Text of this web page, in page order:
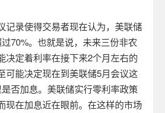
记录使得交易者现在认为，美联储
70%。也就是说，未来三份非农
决定着利率在接下来2个月左右的
可能决定现在到美联储5月会议这
否加息。美联储实行零利率政策
现在加息近在眼前。在这样的市场